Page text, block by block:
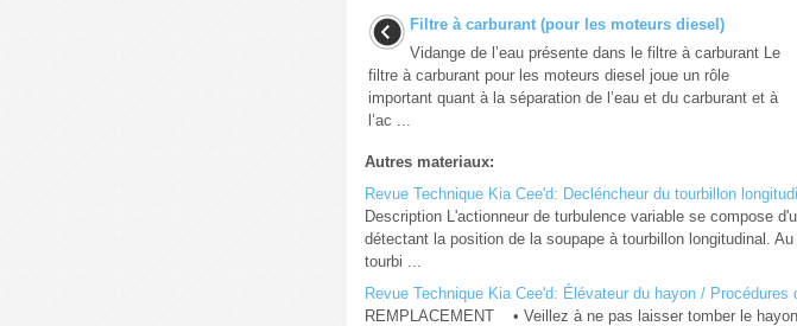
Filtre à carburant (pour les moteurs diesel)
Vidange de l’eau présente dans le filtre à carburant Le
filtre à carburant pour les moteurs diesel joue un rôle
important quant à la séparation de l’eau et du carburant et à
l’ac ...
Autres materiaux:
Revue Technique Kia Cee'd: Decléncheur du tourbillon
Description L'actionneur de turbulence variable se compose
détectant la position de la soupape à tourbillon longitudinal.
tourbi ...
Revue Technique Kia Cee'd: Élévateur du hayon / Procédures
REMPLACEMENT • Veillez à ne pas laisser tomber le